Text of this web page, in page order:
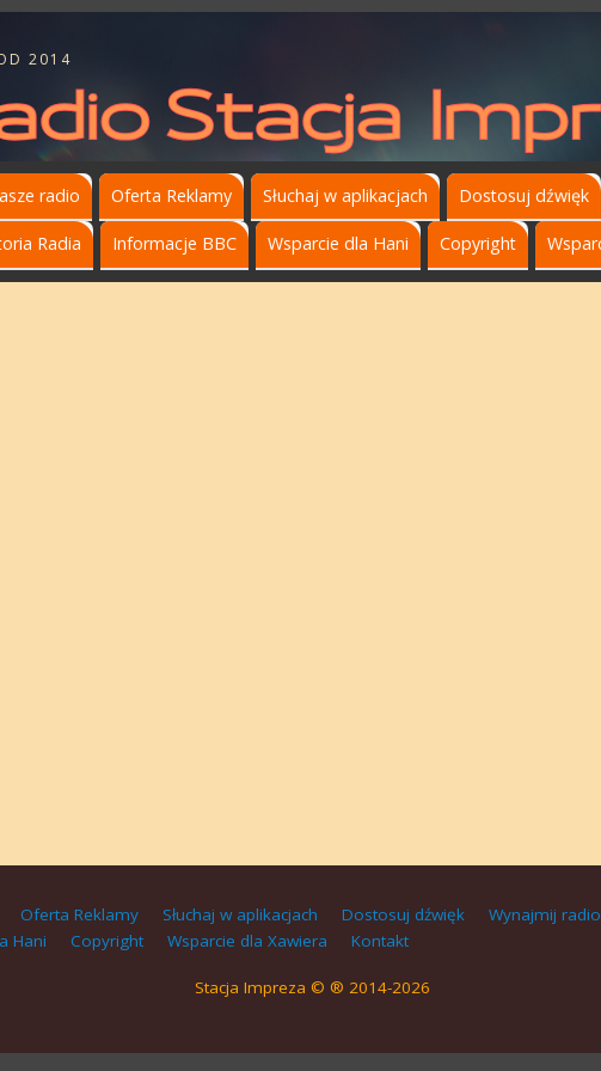
2014
radio Oferta Reklamy Słuchaj w aplikacjach Dostosuj dźwięk
Radia Informacje BBC Wsparcie dla Hani Copyright
Oferta Reklamy Słuchaj w aplikacjach Dostosuj dźwięk Wynajmij
Hani Copyright Wsparcie dla Xawiera Kontakt
Stacja Impreza © ® 2014-2026